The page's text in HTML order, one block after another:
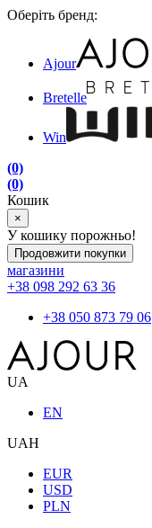
Оберіть бренд:
Ajour
Bretelle
Win
(0)
(0)
Кошик
×
У кошику порожньо!
Продовжити покупки
магазини
+38 098 292 63 36
+38 050 873 79 06
UA
EN
UAH
EUR
USD
PLN